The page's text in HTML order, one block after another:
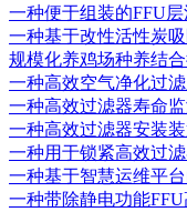
一种便于组装的FFU
一种基于改性活性炭
规模化养鸡场种养结
一种高效空气净化过
一种高效过滤器寿命
一种高效过滤器安装
一种用于锁紧高效过
一种基于智慧运维平
一种带除静电功能